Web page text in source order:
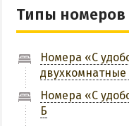
Цены в Приморске
Все веб-камеры
Развлечения в
Проезд в Приморск
Типы номеров
Номера «С
двухкомнатные
Номера «С
Б